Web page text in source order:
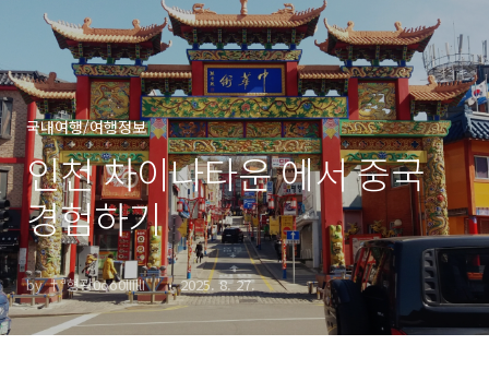
국내여행/여행정보
인천 차이나타운 에서 중국
경험하기
by †ª형광0oo0lIIllI''" 2025. 8. 27.